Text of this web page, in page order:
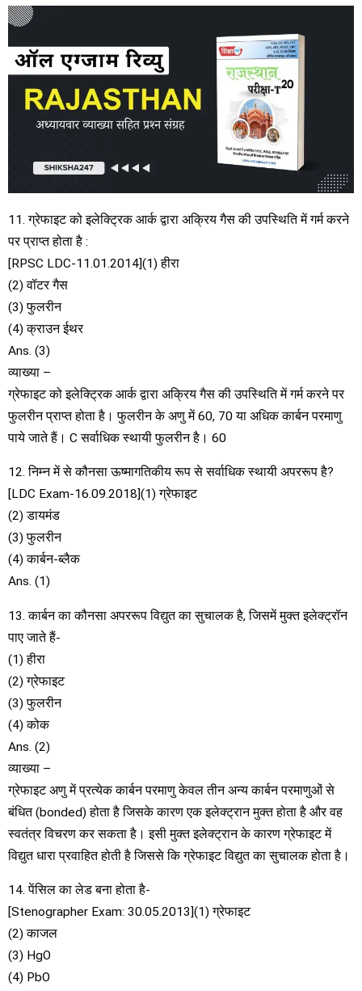
11. ग्रेफाइट को इलेक्ट्रिक आर्क द्वारा अक्रिय गैस की उपस्थिति में गर्म करने
पर प्राप्त होता है :
[RPSC LDC-11.01.2014](1) हीरा
(2) वॉटर गैस
(3) फुलरीन
(4) क्राउन ईथर
Ans. (3)
व्याख्या –
ग्रेफाइट को इलेक्ट्रिक आर्क द्वारा अक्रिय गैस की उपस्थिति में गर्म करने पर
फुलरीन प्राप्त होता है। फुलरीन के अणु में 60, 70 या अधिक कार्बन परमाणु
पाये जाते हैं। C सर्वाधिक स्थायी फुलरीन है। 60
12. निम्न में से कौनसा ऊष्मागतिकीय रूप से सर्वाधिक स्थायी अपररूप है?
[LDC Exam-16.09.2018](1) ग्रेफाइट
(2) डायमंड
(3) फुलरीन
(4) कार्बन-ब्लैक
Ans. (1)
13. कार्बन का कौनसा अपररूप विद्युत का सुचालक है, जिसमें मुक्त इलेक्ट्रॉन
पाए जाते हैं-
(1) हीरा
(2) ग्रेफाइट
(3) फुलरीन
(4) कोक
Ans. (2)
व्याख्या –
ग्रेफाइट अणु में प्रत्येक कार्बन परमाणु केवल तीन अन्य कार्बन परमाणुओं से
बंधित (bonded) होता है जिसके कारण एक इलेक्ट्रान मुक्त होता है और वह
स्वतंत्र विचरण कर सकता है। इसी मुक्त इलेक्ट्रान के कारण ग्रेफाइट में
विद्युत धारा प्रवाहित होती है जिससे कि ग्रेफाइट विद्युत का सुचालक होता है।
14. पेंसिल का लेड बना होता है-
[Stenographer Exam: 30.05.2013](1) ग्रेफाइट
(2) काजल
(3) HgO
(4) PbO